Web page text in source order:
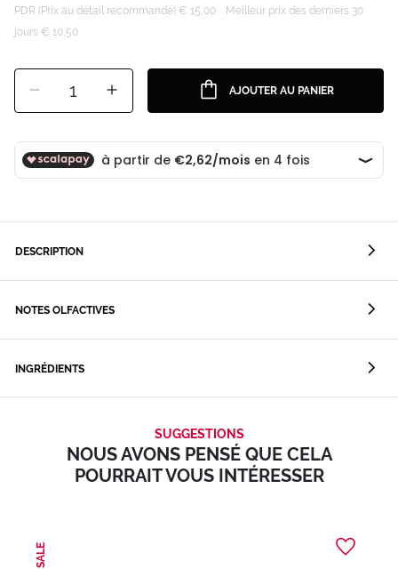
PDR (Prix au détail recommandé) € 15,00
Meilleur prix des derniers 30
jours € 10,50
1 AJOUTER AU PANIER
DESCRIPTION
NOTES OLFACTIVES
INGRÉDIENTS
SUGGESTIONS
NOUS AVONS PENSÉ QUE CELA
POURRAIT VOUS INTÉRESSER
SALE